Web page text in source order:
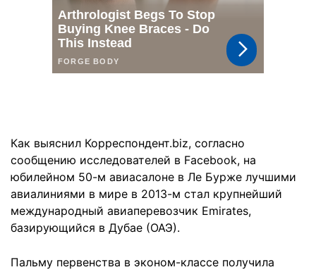
Как выяснил Корреспондент.biz, согласно
сообщению исследователей в Facebook, на
юбилейном 50-м авиасалоне в Ле Бурже лучшими
авиалиниями в мире в 2013-м стал крупнейший
международный авиаперевозчик Emirates,
базирующийся в Дубае (ОАЭ).
Пальму первенства в эконом-классе получила